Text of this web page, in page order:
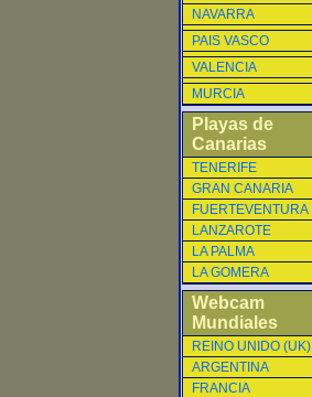
NAVARRA
PAIS VASCO
VALENCIA
MURCIA
Playas de
Canarias
TENERIFE
GRAN CANARIA
FUERTEVENTURA
LANZAROTE
LA PALMA
LA GOMERA
Webcam
Mundiales
REINO UNIDO (UK)
ARGENTINA
FRANCIA